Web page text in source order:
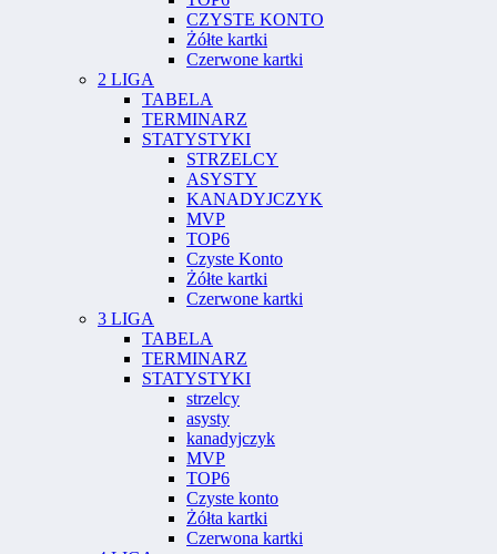
CZYSTE KONTO
Żółte kartki
Czerwone kartki
2 LIGA
TABELA
TERMINARZ
STATYSTYKI
STRZELCY
ASYSTY
KANADYJCZYK
MVP
TOP6
Czyste Konto
Żółte kartki
Czerwone kartki
3 LIGA
TABELA
TERMINARZ
STATYSTYKI
strzelcy
asysty
kanadyjczyk
MVP
TOP6
Czyste konto
Żółta kartki
Czerwona kartki